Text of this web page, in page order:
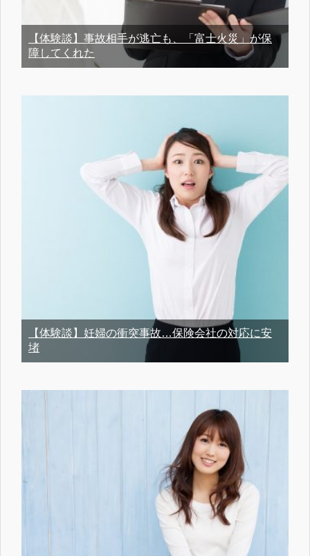
【体験談】事故相手が逃亡も、「富士火災」が保
障してくれた
【体験談】妊婦の衝突事故…保険会社の対応に安
堵